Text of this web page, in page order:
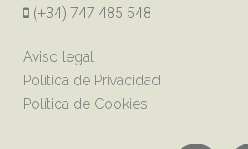
(+34) 747 485 548
Aviso legal
Política de Privacidad
Política de Cookies